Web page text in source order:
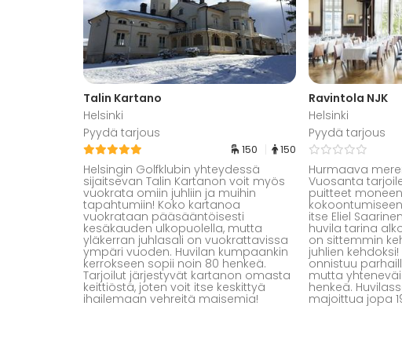
Talin Kartano
Helsinki
Pyydä tarjous
150 150
Helsingin Golfklubin yhteydessä
sijaitsevan Talin Kartanon voit myös
vuokrata omiin juhliin ja muihin
tapahtumiin! Koko kartanoa
vuokrataan pääsääntöisesti
kesäkauden ulkopuolella, mutta
yläkerran juhlasali on vuokrattavissa
ympäri vuoden. Huvilan kumpaankin
kerrokseen sopii noin 80 henkeä.
Tarjoilut järjestyvät kartanon omasta
keittiöstä, joten voit itse keskittyä
ihailemaan vehreitä maisemia!
Ravintola NJK
Helsinki
Pyydä tarjous
Hurmaava
Vuosanta
puitteet
itse Eliel
huvila tarina
on sittemmin
juhlien
onnistuu
mutta
henkeä.
majoittua jopa